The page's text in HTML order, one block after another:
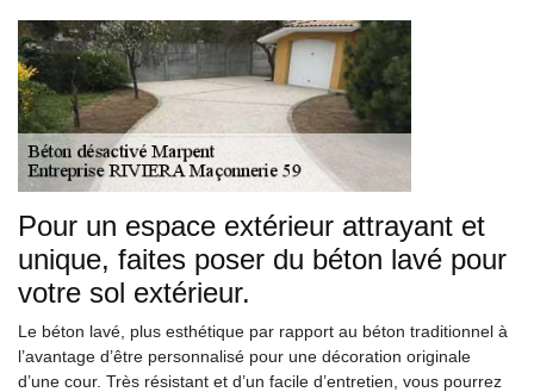
Pour un espace extérieur attrayant et
unique, faites poser du béton lavé pour
votre sol extérieur.
Le béton lavé, plus esthétique par rapport au béton traditionnel à
l’avantage d’être personnalisé pour une décoration originale
d’une cour. Très résistant et d’un facile d’entretien, vous pourrez